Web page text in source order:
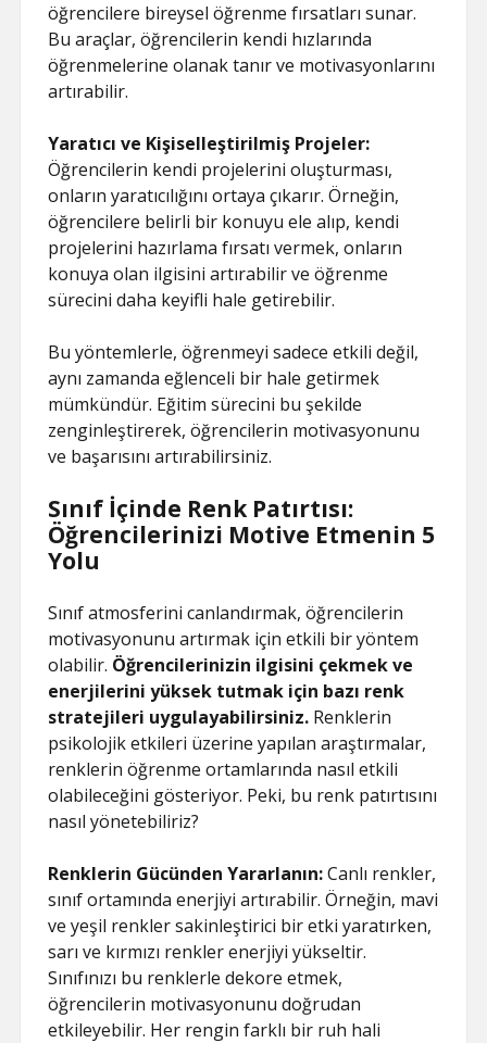
öğrencilere bireysel öğrenme fırsatları sunar.
Bu araçlar, öğrencilerin kendi hızlarında
öğrenmelerine olanak tanır ve motivasyonlarını
artırabilir.
Yaratıcı ve Kişiselleştirilmiş Projeler:
Öğrencilerin kendi projelerini oluşturması,
onların yaratıcılığını ortaya çıkarır. Örneğin,
öğrencilere belirli bir konuyu ele alıp, kendi
projelerini hazırlama fırsatı vermek, onların
konuya olan ilgisini artırabilir ve öğrenme
sürecini daha keyifli hale getirebilir.
Bu yöntemlerle, öğrenmeyi sadece etkili değil,
aynı zamanda eğlenceli bir hale getirmek
mümkündür. Eğitim sürecini bu şekilde
zenginleştirerek, öğrencilerin motivasyonunu
ve başarısını artırabilirsiniz.
Sınıf İçinde Renk Patırtısı:
Öğrencilerinizi Motive Etmenin 5
Yolu
Sınıf atmosferini canlandırmak, öğrencilerin
motivasyonunu artırmak için etkili bir yöntem
olabilir. Öğrencilerinizin ilgisini çekmek ve
enerjilerini yüksek tutmak için bazı renk
stratejileri uygulayabilirsiniz. Renklerin
psikolojik etkileri üzerine yapılan araştırmalar,
renklerin öğrenme ortamlarında nasıl etkili
olabileceğini gösteriyor. Peki, bu renk patırtısını
nasıl yönetebiliriz?
Renklerin Gücünden Yararlanın:Canlı renkler,
sınıf ortamında enerjiyi artırabilir. Örneğin, mavi
ve yeşil renkler sakinleştirici bir etki yaratırken,
sarı ve kırmızı renkler enerjiyi yükseltir.
Sınıfınızı bu renklerle dekore etmek,
öğrencilerin motivasyonunu doğrudan
etkileyebilir. Her rengin farklı bir ruh hali